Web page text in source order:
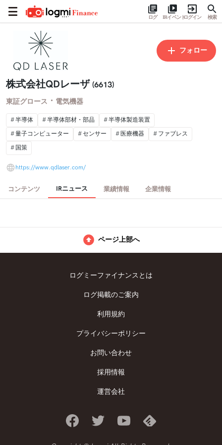
ログ IRイベントログイン 検索
フォロー
株式会社QDレーザ (6613)
東証グロース ・ 電気機器
半導体 半導体部材・部品
半導体製造装置
量子コンピューター
センサー 医療機器
ファブレス
国策
https://www.qdlaser.com/
コンテンツ IRニュース 業績情報 企業情報
ページ上部へ
ログミーファイナンスとは
ログ掲載のご案内
利用規約
プライバシーポリシー
お問い合わせ
採用情報
運営会社